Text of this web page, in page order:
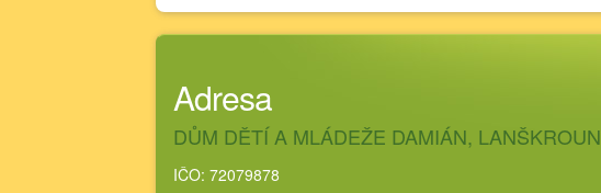
Adresa
DŮM DĚTÍ A MLÁDEŽE DAMIÁN, LANŠKROUN
IČO: 72079878